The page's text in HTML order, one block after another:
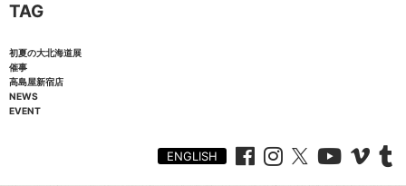
TAG
初夏の大北海道展
催事
高島屋新宿店
NEWS
EVENT
ENGLISH